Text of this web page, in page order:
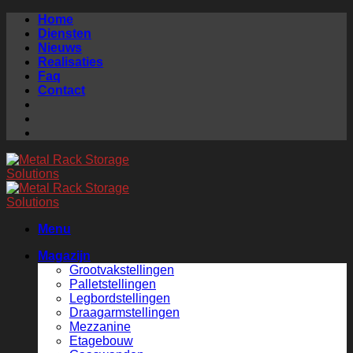
Skip
content
Home
Diensten
Nieuws
Realisaties
Faq
Contact
Menu
Magazijn
Grootvakstellingen
Palletstellingen
Legbordstellingen
Draagarmstellingen
Mezzanine
Etagebouw